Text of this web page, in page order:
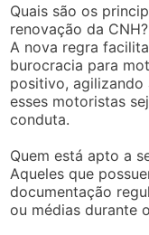
Quais são os
renovação da CNH?
A nova regra
burocracia para
positivo, agilizando
esses motoristas
conduta.
Quem está apto a
Aqueles que
documentação
ou médias durante